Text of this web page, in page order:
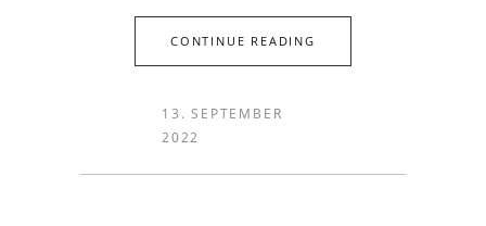
CONTINUE READING
13. SEPTEMBER
2022